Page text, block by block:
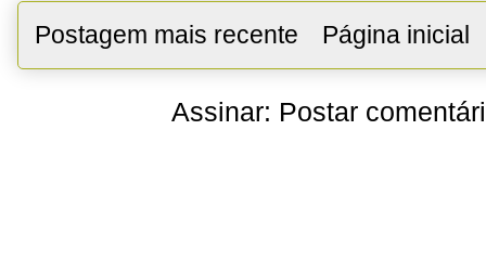
Postagem mais recente Página inicial
Assinar: Postar